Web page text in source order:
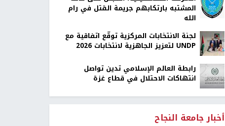
المشتبه بارتكابهم جريمة القتل في رام
الله
لجنة الانتخابات المركزية توقّع اتفاقية مع
UNDP لتعزيز الجاهزية لانتخابات 2026
رابطة العالم الإسلامي تدين تواصل
انتهاكات الاحتلال في قطاع غزة
أخبار جامعة النجاح